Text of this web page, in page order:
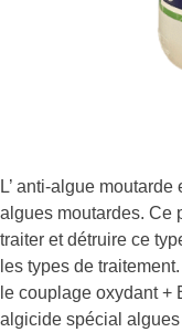
L’ anti-algue
algues moutardes. Ce
traiter et détruire ce
les types de
le couplage oxydant +
algicide spécial algues